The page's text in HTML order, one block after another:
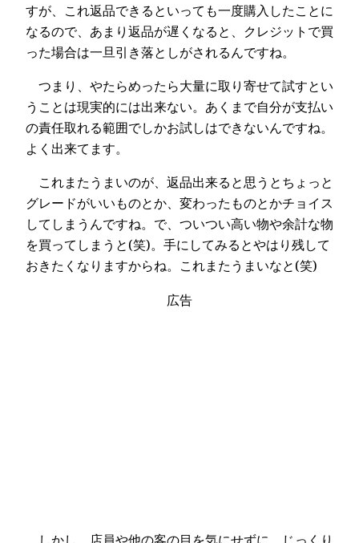
すが、これ返品できるといっても一度購入したことに
なるので、あまり返品が遅くなると、クレジットで買
った場合は一旦引き落としがされるんですね。
つまり、やたらめったら大量に取り寄せて試すとい
うことは現実的には出来ない。あくまで自分が支払い
の責任取れる範囲でしかお試しはできないんですね。
よく出来てます。
これまたうまいのが、返品出来ると思うとちょっと
グレードがいいものとか、変わったものとかチョイス
してしまうんですね。で、ついつい高い物や余計な物
を買ってしまうと(笑)。手にしてみるとやはり残して
おきたくなりますからね。これまたうまいなと(笑)
広告